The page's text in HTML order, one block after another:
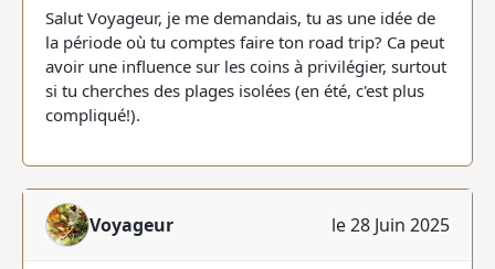
Salut Voyageur, je me demandais, tu as une idée de
la période où tu comptes faire ton road trip? Ca peut
avoir une influence sur les coins à privilégier, surtout
si tu cherches des plages isolées (en été, c'est plus
compliqué!).
Voyageur le 28 Juin 2025